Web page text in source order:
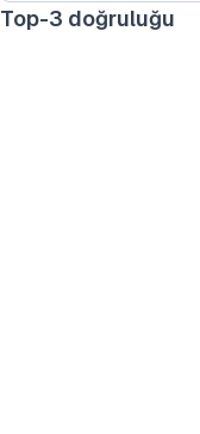
Top-3 doğruluğu